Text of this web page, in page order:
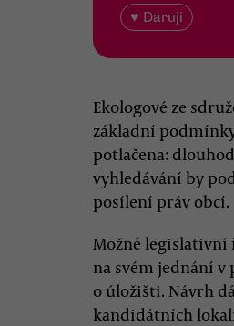
♥ Daruji
Ekologové ze
základní
potlačena:
vyhledávání by
posílení práv obcí.
Možné legislativní
na svém jednání
o úložišti. Návrh
kandidátních